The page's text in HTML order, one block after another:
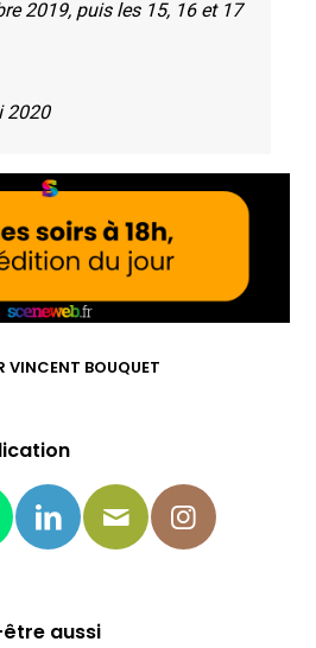
2019, puis les 15, 16 et 17
2020
VINCENT BOUQUET
aussi